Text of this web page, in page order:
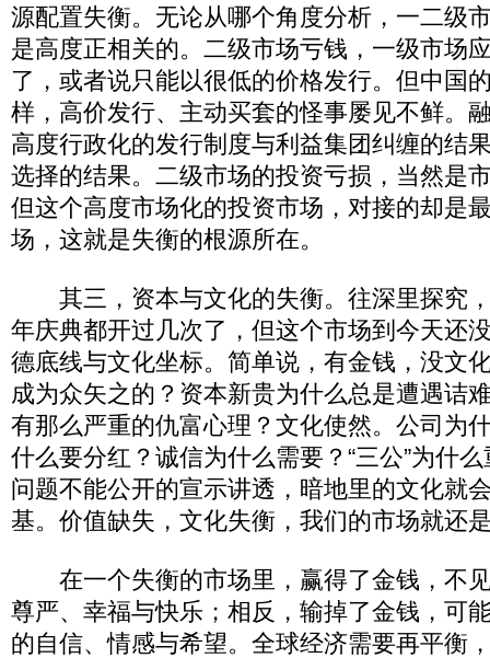
源配置失衡。无论从哪个角度分析，一二级
是高度正相关的。二级市场亏钱，一级市场
了，或者说只能以很低的价格发行。但中国
样，高价发行、主动买套的怪事屡见不鲜。
高度行政化的发行制度与利益集团纠缠的结
选择的结果。二级市场的投资亏损，当然是
但这个高度市场化的投资市场，对接的却是
场，这就是失衡的根源所在。
其三，资本与文化的失衡。往深里探究
年庆典都开过几次了，但这个市场到今天还
德底线与文化坐标。简单说，有金钱，没文
成为众矢之的？资本新贵为什么总是遭遇诘
有那么严重的仇富心理？文化使然。公司为
什么要分红？诚信为什么需要？“三公”为什
问题不能公开的宣示讲透，暗地里的文化就
基。价值缺失，文化失衡，我们的市场就还
在一个失衡的市场里，赢得了金钱，不
尊严、幸福与快乐；相反，输掉了金钱，可
的自信、情感与希望。全球经济需要再平衡